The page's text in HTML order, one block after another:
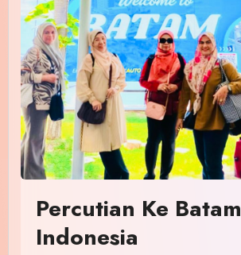
Percutian Ke Batam
Indonesia